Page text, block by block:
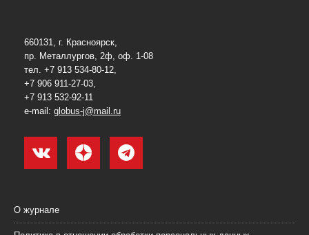
660131, г. Красноярск,
пр. Металлургов, 2ф, оф. 1-08
тел. +7 913 534-80-12,
+7 906 911-27-03,
+7 913 532-92-11
e-mail: globus-j@mail.ru
О журнале